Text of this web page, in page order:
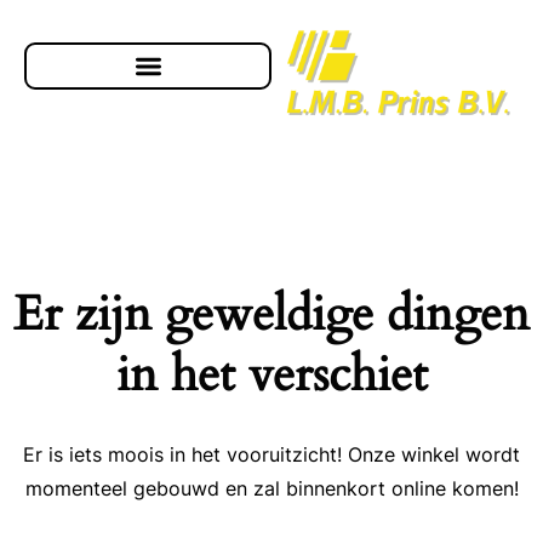
Er zijn geweldige dingen
in het verschiet
Er is iets moois in het vooruitzicht! Onze winkel wordt
momenteel gebouwd en zal binnenkort online komen!